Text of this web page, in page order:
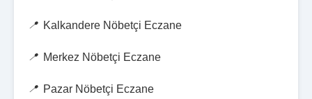
Kalkandere Nöbetçi Eczane
Merkez Nöbetçi Eczane
Pazar Nöbetçi Eczane